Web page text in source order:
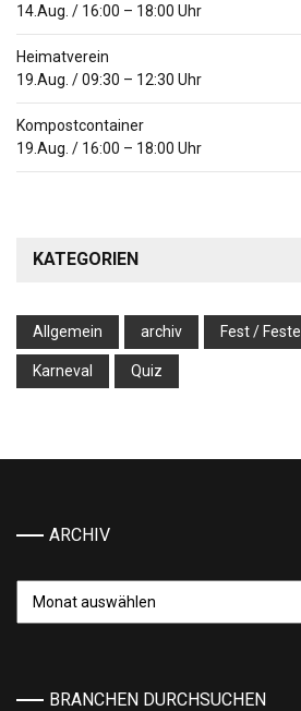
14.Aug. / 16:00 – 18:00 Uhr
Heimatverein
19.Aug. /09:30 – 12:30 Uhr
Kompostcontainer
19.Aug. / 16:00 – 18:00 Uhr
KATEGORIEN
Allgemein archiv Fest / Feste
Karneval Quiz
ARCHIV
BRANCHEN DURCHSUCHEN